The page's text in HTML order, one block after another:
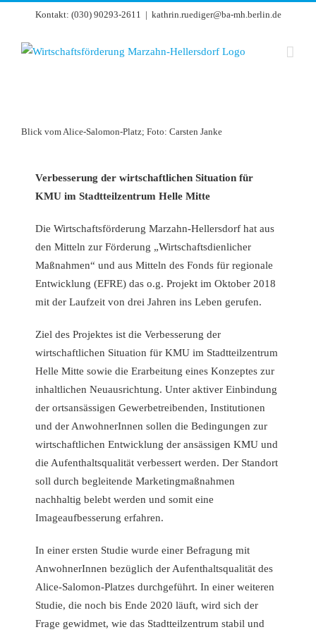
springen
Kontakt: (030) 90293-2611 | kathrin.ruediger@ba-mh.berlin.de
Blick vom Alice-Salomon-Platz; Foto: Carsten Janke
Verbesserung der wirtschaftlichen Situation für
KMU im Stadtteilzentrum Helle Mitte
Die Wirtschaftsförderung Marzahn-Hellersdorf hat aus
den Mitteln zur Förderung „Wirtschaftsdienlicher
Maßnahmen“ und aus Mitteln des Fonds für regionale
Entwicklung (EFRE) das o.g. Projekt im Oktober 2018
mit der Laufzeit von drei Jahren ins Leben gerufen.
Ziel des Projektes ist die Verbesserung der
wirtschaftlichen Situation für KMU im Stadtteilzentrum
Helle Mitte sowie die Erarbeitung eines Konzeptes zur
inhaltlichen Neuausrichtung. Unter aktiver Einbindung
der ortsansässigen Gewerbetreibenden, Institutionen
und der AnwohnerInnen sollen die Bedingungen zur
wirtschaftlichen Entwicklung der ansässigen KMU und
die Aufenthaltsqualität verbessert werden. Der Standort
soll durch begleitende Marketingmaßnahmen
nachhaltig belebt werden und somit eine
Imageaufbesserung erfahren.
In einer ersten Studie wurde einer Befragung mit
AnwohnerInnen bezüglich der Aufenthaltsqualität des
Alice-Salomon-Platzes durchgeführt. In einer weiteren
Studie, die noch bis Ende 2020 läuft, wird sich der
Frage gewidmet, wie das Stadtteilzentrum stabil und